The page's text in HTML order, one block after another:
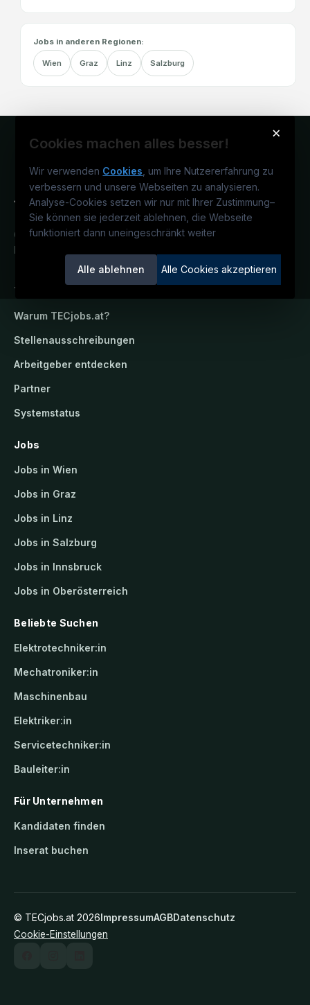
Jobs in anderen Regionen:
Wien Graz Linz Salzburg
×
Cookies machen alles besser!
Wir verwenden Cookies, um Ihre Nutzererfahrung zu
verbessern und unsere Webseiten zu analysieren.
Analyse-Cookies setzen wir nur mit Ihrer Zustimmung–
Sie können sie jederzeit ablehnen, die Webseite
funktioniert dann uneingeschränkt weiter
Alle ablehnen Alle Cookies akzeptieren
Österreichs technisches Karriereportal.
Ein Service der candidatis GmbH.
TECjobs.at
Warum TECjobs.at?
Stellenausschreibungen
Arbeitgeber entdecken
Partner
Systemstatus
Jobs
Jobs in Wien
Jobs in Graz
Jobs in Linz
Jobs in Salzburg
Jobs in Innsbruck
Jobs in Oberösterreich
Beliebte Suchen
Elektrotechniker:in
Mechatroniker:in
Maschinenbau
Elektriker:in
Servicetechniker:in
Bauleiter:in
Für Unternehmen
Kandidaten finden
Inserat buchen
© TECjobs.at 2026ImpressumAGBDatenschutz
Cookie-Einstellungen